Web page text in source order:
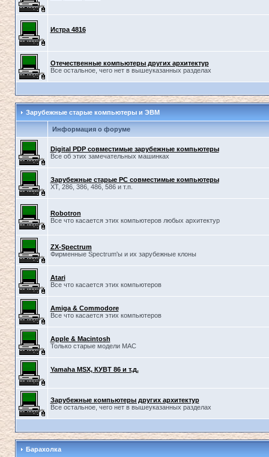
Истра 4816
Отечественные компьютеры других архитектур
Все остальное, чего нет в вышеуказанных разделах
Зарубежные старые компьютеры и ЭВМ
Информация о форуме
Digital PDP совместимые зарубежные компьютеры
Все об этих замечательных машинках
Зарубежные старые PC совместимые компьютеры
XT, 286, 386, 486, 586 и т.п.
Robotron
Все что касается этих компьютеров любых архитектур
ZX-Spectrum
Фирменные Spectrum'ы и их зарубежные клоны
Atari
Все что касается этих компьютеров
Amiga & Commodore
Все что касается этих компьютеров
Apple & Macintosh
Только старые модели MAC
Yamaha MSX, КУВТ 86 и т.д.
Зарубежные компьютеры других архитектур
Все остальное, чего нет в вышеуказанных разделах
Барахолка